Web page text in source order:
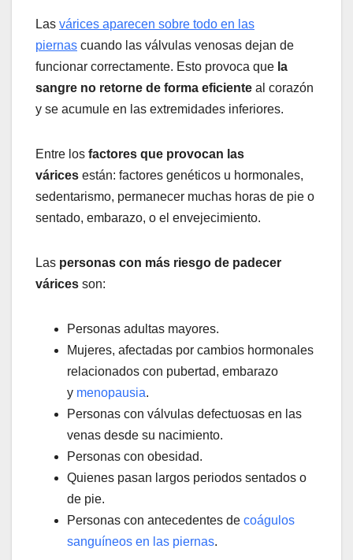
Las várices aparecen sobre todo en las
piernas cuando las válvulas venosas dejan de
funcionar correctamente. Esto provoca que la
sangre no retorne de forma eficiente al corazón
y se acumule en las extremidades inferiores.
Entre los factores que provocan las
várices están: factores genéticos u hormonales,
sedentarismo, permanecer muchas horas de pie o
sentado, embarazo, o el envejecimiento.
Las personas con más riesgo de padecer
várices son:
Personas adultas mayores.
Mujeres, afectadas por cambios hormonales
relacionados con pubertad, embarazo
y menopausia.
Personas con válvulas defectuosas en las
venas desde su nacimiento.
Personas con obesidad.
Quienes pasan largos periodos sentados o
de pie.
Personas con antecedentes de coágulos
sanguíneos en las piernas.